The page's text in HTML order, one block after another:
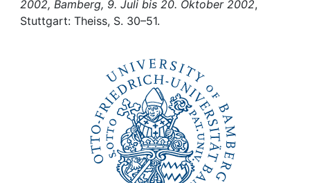
Help
2002, Bamberg, 9. Juli bis 20. Oktober 2002,
Stuttgart: Theiss, S. 30–51.